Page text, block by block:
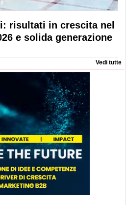
risultati in crescita nel
e solida generazione
Vedi tutte